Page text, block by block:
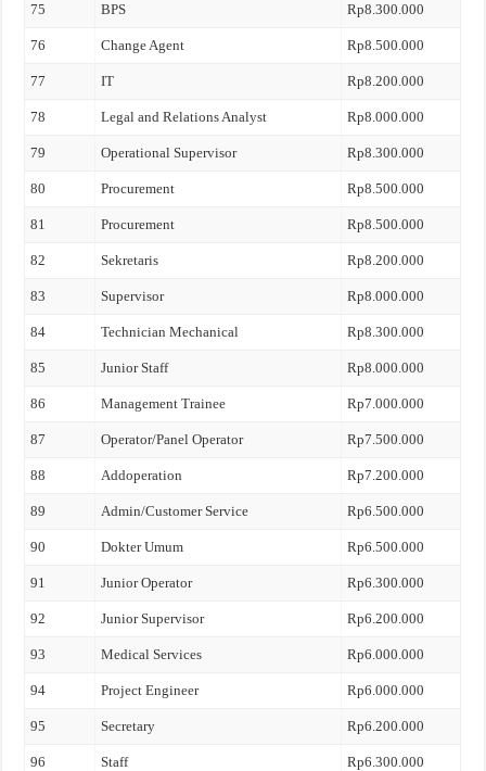
75 BPS Rp8.300.000
76 Change Agent Rp8.500.000
77 IT Rp8.200.000
78 Legal and Relations Analyst Rp8.000.000
79 Operational Supervisor Rp8.300.000
80 Procurement Rp8.500.000
81 Procurement Rp8.500.000
82 Sekretaris Rp8.200.000
83 Supervisor Rp8.000.000
84 Technician Mechanical Rp8.300.000
85 Junior Staff Rp8.000.000
86 Management Trainee Rp7.000.000
87 Operator/Panel Operator Rp7.500.000
88 Addoperation Rp7.200.000
89 Admin/Customer Service Rp6.500.000
90 Dokter Umum Rp6.500.000
91 Junior Operator Rp6.300.000
92 Junior Supervisor Rp6.200.000
93 Medical Services Rp6.000.000
94 Project Engineer Rp6.000.000
95 Secretary Rp6.200.000
96 Staff Rp6.300.000